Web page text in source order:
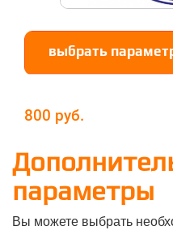
выбрать
800
параметры
Вы можете выбрать